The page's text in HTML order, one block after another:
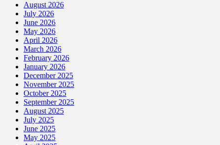
August 2026
July 2026
June 2026
May 2026
April 2026
March 2026
February 2026
January 2026
December 2025
November 2025
October 2025
September 2025
August 2025
July 2025
June 2025
May 2025